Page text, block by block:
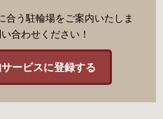
合う駐輪場をご案内いたしま
合わせください！
ービスに登録する